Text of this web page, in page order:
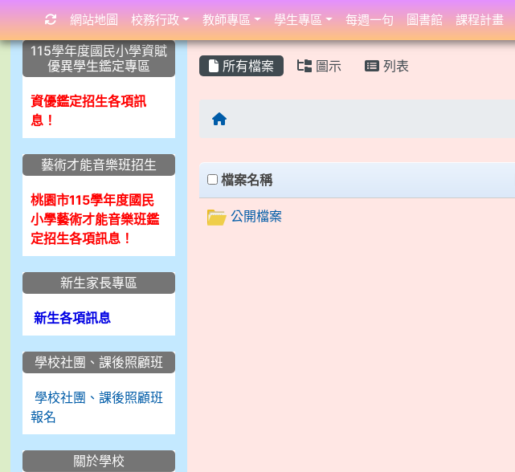
:::
所有檔案 圖示 列表
Files List
clickAll
檔案名稱
公開檔案
:::115學年度國民小學資賦
優異學生鑑定專區
資優鑑定招生各項訊
息！
藝術才能音樂班招生
桃園市115學年度國民
小學藝術才能音樂班鑑
定招生各項訊息！
新生家長專區
新生各項訊息
學校社團、課後照顧班
學校社團、課後照顧班
報名
關於學校
::: 網站地圖 校務行政 教師專區 學生專區 每週一句 圖書館 課程計畫